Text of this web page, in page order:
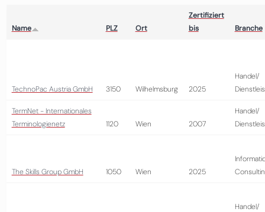
Name PLZ Ort
Zertifiziert
bis
Branche
TechnoPac Austria GmbH 3150 Wilhelmsburg 2025
Handel/
TermNet - Internationales
Terminologienetz
1120 Wien 2007
Handel/
The Skills Group GmbH 1050 Wien 2025
Handel/